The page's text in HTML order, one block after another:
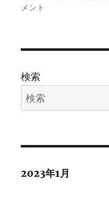
稿
メント
検索
2023年1月